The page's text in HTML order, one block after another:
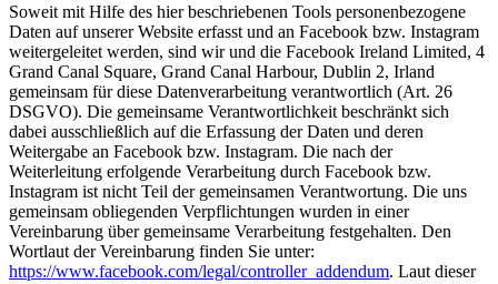
Soweit mit Hilfe des hier beschriebenen Tools personenbezogene
Daten auf unserer Website erfasst und an Facebook bzw. Instagram
weitergeleitet werden, sind wir und die Facebook Ireland Limited, 4
Grand Canal Square, Grand Canal Harbour, Dublin 2, Irland
gemeinsam für diese Datenverarbeitung verantwortlich (Art. 26
DSGVO). Die gemeinsame Verantwortlichkeit beschränkt sich
dabei ausschließlich auf die Erfassung der Daten und deren
Weitergabe an Facebook bzw. Instagram. Die nach der
Weiterleitung erfolgende Verarbeitung durch Facebook bzw.
Instagram ist nicht Teil der gemeinsamen Verantwortung. Die uns
gemeinsam obliegenden Verpflichtungen wurden in einer
Vereinbarung über gemeinsame Verarbeitung festgehalten. Den
Wortlaut der Vereinbarung finden Sie unter:
https://www.facebook.com/legal/controller_addendum. Laut dieser